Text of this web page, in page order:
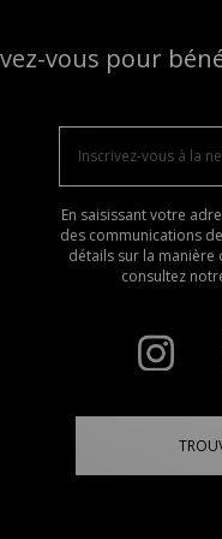
vous pour
En saisissant votre
des communications
détails sur la
consultez